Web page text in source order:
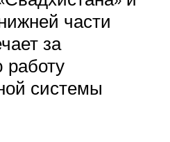
части
за
работу
системы